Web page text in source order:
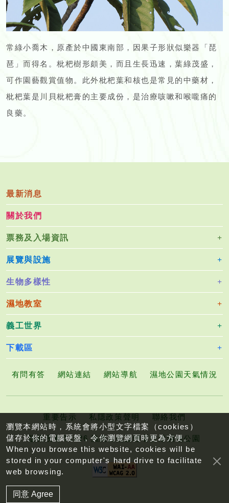
常綠小喬木，原產於中國東南部，因果子形狀似樂器「琵
琶」而得名。枇杷樹形頗美，而且生長迅速，葉綠茂盛，
可作園藝觀賞值物。此外枇杷葉和核也是常見的中藥材，
枇杷葉是川貝枇杷膏的主要成份，是治療咳嗽和喉嚨痛的
良藥。
最新消息
關於我們
票務及入場資訊
展覽與設施
生物多樣性
濕地教室
義工世界
下載區
有問有答 網站連結 網站導航 濕地公園天氣情況
重要告示 私隱政策聲明 聯絡我們
版權所有©2026 漁農自然護理署香港濕地公園
瀏覽本網站時，系統會將小型文字檔案（cookies）
儲存於你的電腦硬盤，令你瀏覽網頁時更為方便。
When you browse this website, cookies will be
stored in your computer's hard drive to facilitate
web browsing.
同意 Agree